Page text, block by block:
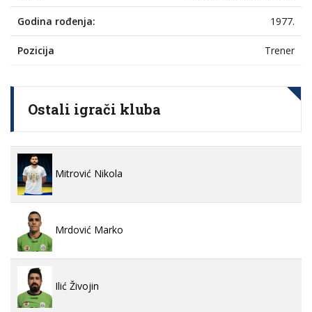
Godina rođenja: 1977.
Pozicija Trener
Ostali igrači kluba
Mitrović Nikola
Mrdović Marko
Ilić Živojin